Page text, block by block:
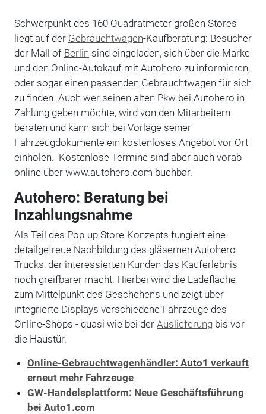
Schwerpunkt des 160 Quadratmeter großen Stores
liegt auf der Gebrauchtwagen-Kaufberatung: Besucher
der Mall of Berlin sind eingeladen, sich über die Marke
und den Online-Autokauf mit Autohero zu informieren,
oder sogar einen passenden Gebrauchtwagen für sich
zu finden. Auch wer seinen alten Pkw bei Autohero in
Zahlung geben möchte, wird von den Mitarbeitern
beraten und kann sich bei Vorlage seiner
Fahrzeugdokumente ein kostenloses Angebot vor Ort
einholen. Kostenlose Termine sind aber auch vorab
online über www.autohero.com buchbar.
Autohero: Beratung bei
Inzahlungsnahme
Als Teil des Pop-up Store-Konzepts fungiert eine
detailgetreue Nachbildung des gläsernen Autohero
Trucks, der interessierten Kunden das Kauferlebnis
noch greifbarer macht: Hierbei wird die Ladefläche
zum Mittelpunkt des Geschehens und zeigt über
integrierte Displays verschiedene Fahrzeuge des
Online-Shops - quasi wie bei der Auslieferungbis vor
die Haustür.
Online-Gebrauchtwagenhändler: Auto1 verkauft
erneut mehr Fahrzeuge
GW-Handelsplattform: Neue Geschäftsführung
bei Auto1.com